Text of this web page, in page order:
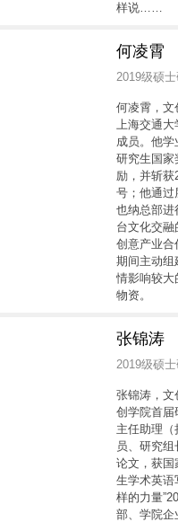
样说……
何凌霄
2019级硕
何凌霄，文
上海交通大
成员。他
研究生国家
励，并斩获
号；他通过
也纳总部进
台文化交
创意产业合
期间主动组
情影响较大
物资。
张锦涛
2019级硕
张锦涛，文
创学院首届
主任助理（
员、研究
论文，获国
生学术英语
样的力量
部、学院企